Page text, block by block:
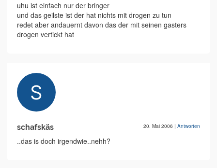
uhu ist einfach nur der bringer
und das geilste ist der hat nichts mit drogen zu tun
redet aber andauernt davon das der mit seinen gasters
drogen vertickt hat
schafskäs 20. Mai 2006 | Antworten
..das is doch irgendwie..nehh?